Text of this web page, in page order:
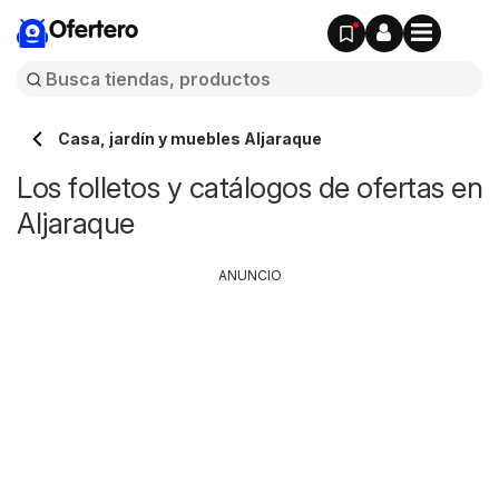
Ofertero
Casa, jardín y muebles Aljaraque
Los folletos y catálogos de ofertas en
Aljaraque
ANUNCIO